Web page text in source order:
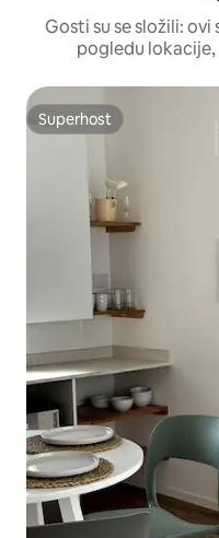
Gosti su se složili:
pogledu
Superhost
Superhost